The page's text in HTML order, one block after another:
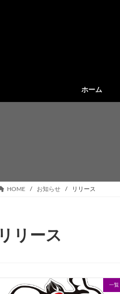
ホーム
HOME お知らせ リリース
リリース
一覧